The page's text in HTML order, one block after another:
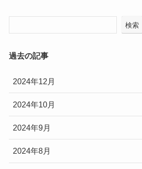
検索
過去の記事
2024年12月
2024年10月
2024年9月
2024年8月